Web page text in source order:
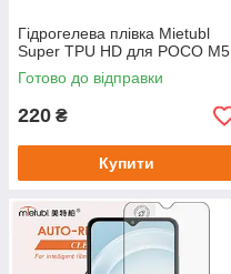
Гідрогелева плівка Mietubl
Super TPU HD для POCO M5
Готово до відправки
220 ₴
Купити